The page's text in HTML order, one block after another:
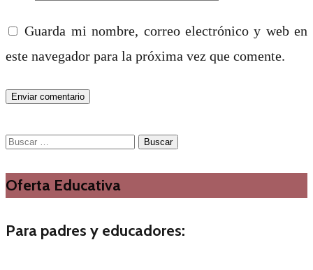
Guarda mi nombre, correo electrónico y web en
este navegador para la próxima vez que comente.
Buscar:
Oferta Educativa
Para padres y educadores: